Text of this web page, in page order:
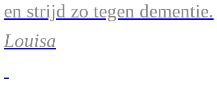
en strijd zo tegen dementie.
Louisa